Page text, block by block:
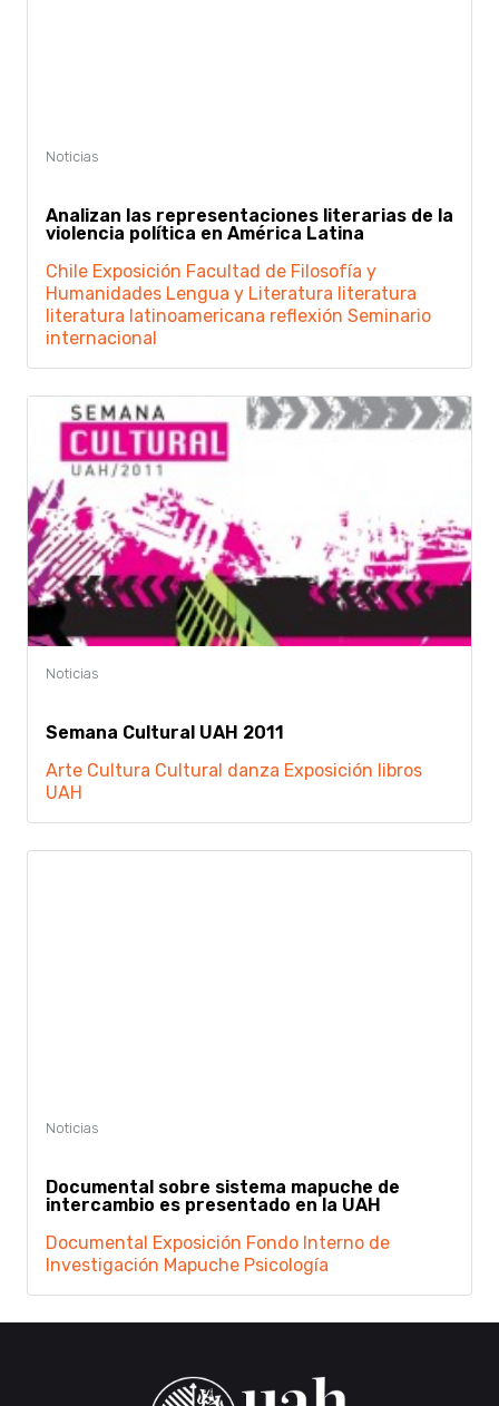
Analizan las representaciones literarias de la
violencia política en América Latina
Chile Exposición Facultad de Filosofía y
Humanidades Lengua y Literatura literatura
literatura latinoamericana reflexión Seminario
internacional
Semana Cultural UAH 2011
Arte Cultura Cultural danza Exposición libros
UAH
Documental sobre sistema mapuche de
intercambio es presentado en la UAH
Documental Exposición Fondo Interno de
Investigación Mapuche Psicología